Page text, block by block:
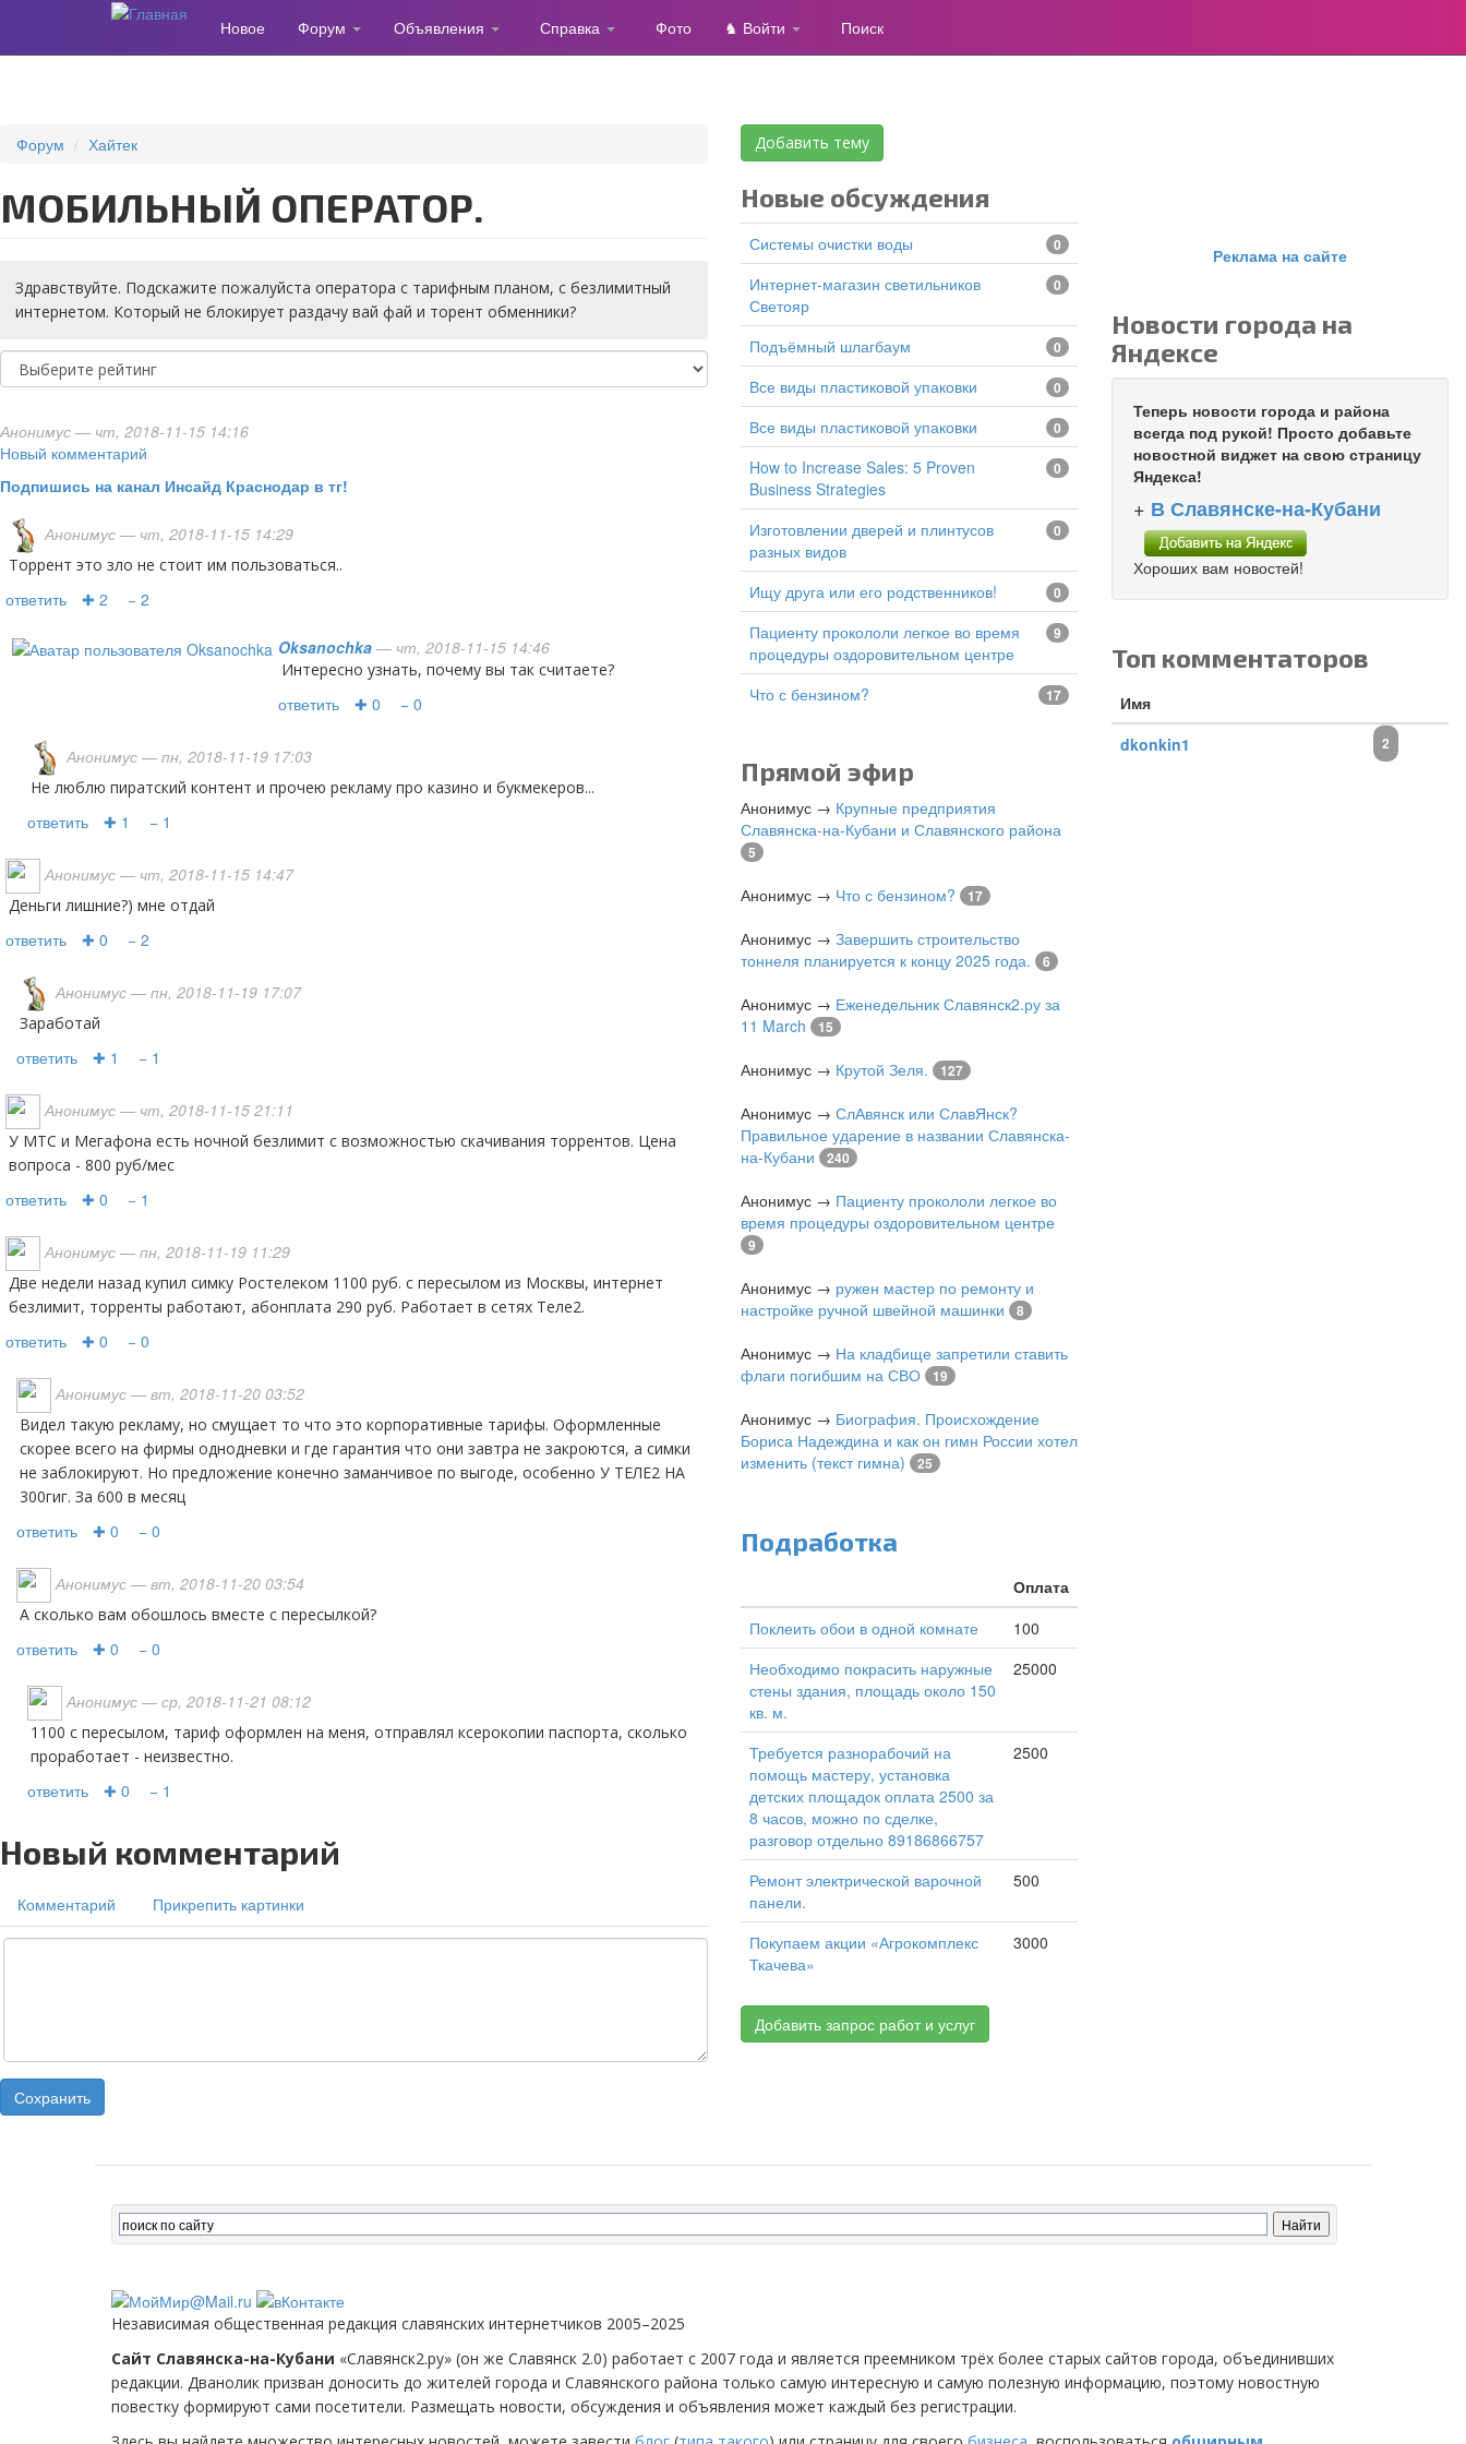
Новое Форум Объявления Справка Фото ♞ Войти Поиск
Форум Хайтек
МОБИЛЬНЫЙ ОПЕРАТОР.
Здравствуйте. Подскажите пожалуйста оператора с тарифным планом, с безлимитный
интернетом. Который не блокирует раздачу вай фай и торент обменники?
Анонимус — чт, 2018-11-15 14:16
Новый комментарий
Подпишись на канал Инсайд Краснодар в тг!
Анонимус — чт, 2018-11-15 14:29
торрент это зло не стоит им пользоваться..
ответить ✚ 2 − 2
Oksanochka — чт, 2018-11-15 14:46
Интересно узнать, почему вы так считаете?
ответить ✚ 0 − 0
Анонимус — пн, 2018-11-19 17:03
не люблю пиратский контент и прочею рекламу про казино и букмекеров...
ответить ✚ 1 − 1
Анонимус — чт, 2018-11-15 14:47
Деньги лишние?) мне отдай
ответить ✚ 0 − 2
Анонимус — пн, 2018-11-19 17:07
заработай
ответить ✚ 1 − 1
Анонимус — чт, 2018-11-15 21:11
У МТС и Мегафона есть ночной безлимит с возможностью скачивания торрентов. Цена
вопроса - 800 руб/мес
ответить ✚ 0 − 1
Анонимус — пн, 2018-11-19 11:29
Две недели назад купил симку Ростелеком 1100 руб. с пересылом из Москвы, интернет
безлимит, торренты работают, абонплата 290 руб. Работает в сетях Теле2.
ответить ✚ 0 − 0
Анонимус — вт, 2018-11-20 03:52
Видел такую рекламу, но смущает то что это корпоративные тарифы. Оформленные
скорее всего на фирмы однодневки и где гарантия что они завтра не закроются, а симки
не заблокируют. Но предложение конечно заманчивое по выгоде, особенно У ТЕЛЕ2 НА
300гиг. За 600 в месяц
ответить ✚ 0 − 0
Анонимус — вт, 2018-11-20 03:54
А сколько вам обошлось вместе с пересылкой?
ответить ✚ 0 − 0
Анонимус — ср, 2018-11-21 08:12
1100 с пересылом, тариф оформлен на меня, отправлял ксерокопии паспорта, сколько
проработает - неизвестно.
ответить ✚ 0 − 1
Новый комментарий
Комментарий Прикрепить картинки
Сохранить
Добавить тему
Новые обсуждения
Системы очистки воды 0
Интернет-магазин светильников
Светояр
0
подъёмный шлагбаум 0
все виды пластиковой упаковки 0
все виды пластиковой упаковки 0
How to Increase Sales: 5 Proven
Business Strategies
0
изготовлении дверей и плинтусов
разных видов
0
Ищу друга или его родственников! 0
Пациенту прокололи легкое во время
процедуры оздоровительном центре
9
Что с бензином? 17
Прямой эфир
Анонимус → Крупные предприятия
Славянска-на-Кубани и Славянского района
5
Анонимус → Что с бензином? 17
Анонимус → Завершить строительство
тоннеля планируется к концу 2025 года.
6
Анонимус → Еженедельник Славянск2.ру за
11 March
15
Анонимус → Крутой Зеля. 127
Анонимус → СлАвянск или СлавЯнск?
Правильное ударение в названии Славянска-
на-Кубани
240
Анонимус → Пациенту прокололи легкое во
время процедуры оздоровительном центре
9
Анонимус → ружен мастер по ремонту и
настройке ручной швейной машинки
8
Анонимус → На кладбище запретили ставить
флаги погибшим на СВО
19
Анонимус → Биография. Происхождение
Бориса Надеждина и как он гимн России хотел
изменить (текст гимна)
25
Подработка
Оплата
Поклеить обои в одной комнате
100
Необходимо покрасить наружные
стены здания, площадь около 150
кв. м.
25000
Требуется разнорабочий на
помощь мастеру, установка
детских площадок оплата 2500 за
8 часов, можно по сделке,
разговор отдельно 89186866757
2500
Ремонт электрической варочной
панели.
500
Покупаем акции «Агрокомплекс
Ткачева»
3000
Добавить запрос работ и услуг
Реклама на сайте
Новости города на
Яндексе
Теперь новости города и района
всегда под рукой! Просто добавьте
новостной виджет на свою страницу
Яндекса!
+ В Славянске-на-Кубани
Хороших вам новостей!
Топ комментаторов
Имя
dkonkin1
2
Независимая общественная редакция славянских интернетчиков 2005–2025
Сайт Славянска-на-Кубани «Славянск2.ру» (он же Славянск 2.0) работает с 2007 года и является преемником трёх более старых сайтов города, объединивших
редакции. Дванолик призван доносить до жителей города и Славянского района только самую интересную и самую полезную информацию, поэтому новостную
повестку формируют сами посетители. Размещать новости, обсуждения и объявления может каждый без регистрации.